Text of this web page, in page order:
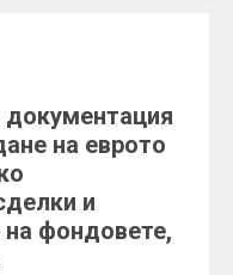
на еврото
и
на фондовете,